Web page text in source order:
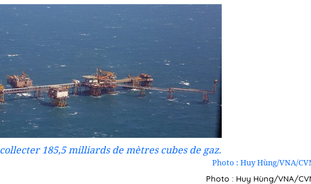
185,5 milliards de mètres cubes de gaz.
Photo : Huy Hùng/VNA/
Photo : Huy Hùng/VNA/